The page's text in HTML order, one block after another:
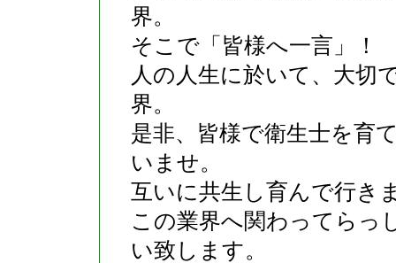
界。
そこで「皆様へ一言」！
人の人生に於いて、大切
界。
是非、皆様で衛生士を育
いませ。
互いに共生し育んで行き
この業界へ関わってらっ
い致します。